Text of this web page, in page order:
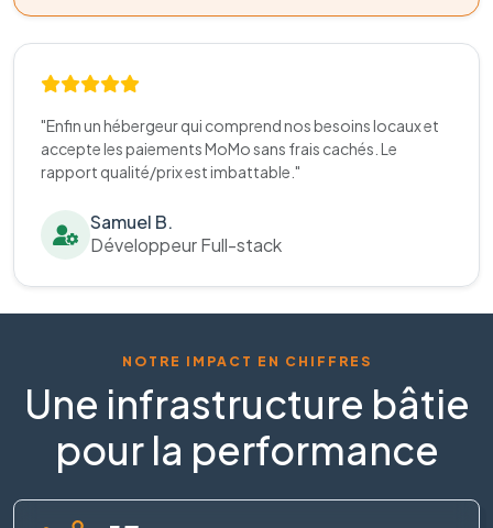
"Enfin un hébergeur qui comprend nos besoins locaux et
accepte les paiements MoMo sans frais cachés. Le
rapport qualité/prix est imbattable."
Samuel B.
Développeur Full-stack
NOTRE IMPACT EN CHIFFRES
Une infrastructure bâtie
pour la performance